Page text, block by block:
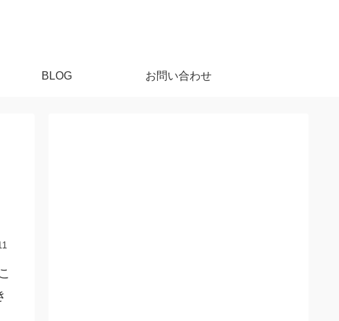
BLOG お問い合わせ